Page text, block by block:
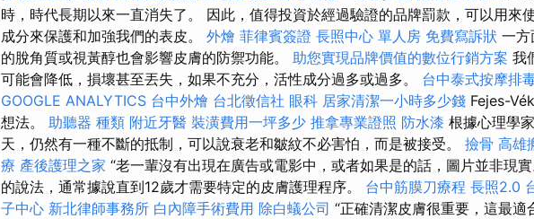
時，時代長期以來一直消失了。 因此，值得投資於經過驗證的品牌罰款，可以用來
成分來保護和加強我們的表皮。 外燴 菲律賓簽證 長照中心 單人房 免費寫訴狀 一方
的脫角質或視黃醇也會影響皮膚的防禦功能。 助您實現品牌價值的數位行銷方案 我
可能會降低，損壞甚至丟失，如果不充分，活性成分過多或過多。 台中泰式按摩排
GOOGLE ANALYTICS 台中外燴 台北徵信社 眼科 居家清潔一小時多少錢 Fejes-
想法。 助聽器 種類 附近牙醫 裝潢費用一坪多少 推拿專業證照 防水漆 根據心理學
天，仍然有一種不斷的抵制，可以說衰老和皺紋不必害怕，而是被接受。 撿骨 高雄
療 產後護理之家 “老一輩沒有出現在廣告或電影中，或者如果是的話，圖片並非現
的說法，通常據說直到12歲才需要特定的皮膚護理程序。 台中筋膜刀療程 長照2.0
子中心 新北律師事務所 白內障手術費用 除白蟻公司 “正確清潔皮膚很重要，這最適